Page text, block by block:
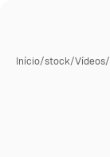
Início/stock/Vídeos/